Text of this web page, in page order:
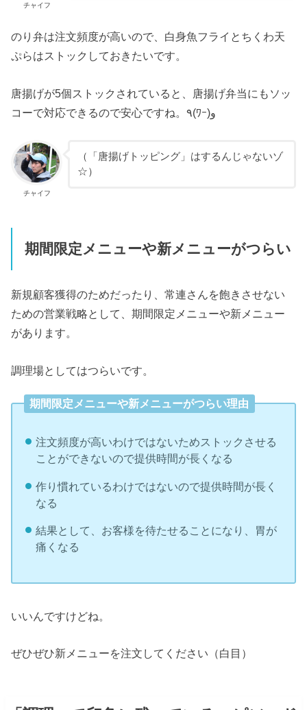
チャイフ
のり弁は注文頻度が高いので、白身魚フライとちくわ天
ぷらはストックしておきたいです。
唐揚げが5個ストックされていると、唐揚げ弁当にもソッ
コーで対応できるので安心ですね。٩(ﾜｰ)و
チャイフ
（「唐揚げトッピング」はするんじゃないゾ
☆）
期間限定メニューや新メニューがつらい
新規顧客獲得のためだったり、常連さんを飽きさせない
ための営業戦略として、期間限定メニューや新メニュー
があります。
調理場としてはつらいです。
期間限定メニューや新メニューがつらい理由
注文頻度が高いわけではないためストックさせる
ことができないので提供時間が長くなる
作り慣れているわけではないので提供時間が長く
なる
結果として、お客様を待たせることになり、胃が
痛くなる
いいんですけどね。
ぜひぜひ新メニューを注文してください（白目）